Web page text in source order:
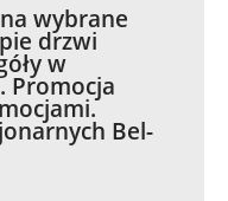
wybrane
drzwi
w
Promocja
Bel-